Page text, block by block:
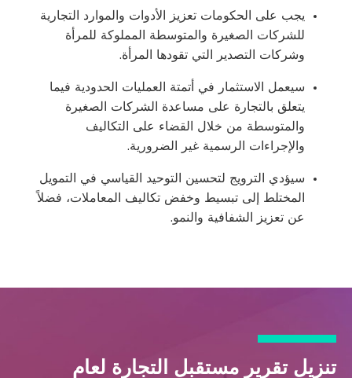
يجب على الحكومات تعزيز الأدوات والموارد التجارية
للشركات الصغيرة والمتوسطة المملوكة للمرأة
وشركات التصدير التي تقودها المرأة.
سيعمل الاستثمار في أتمتة العمليات الحدودية فيما
يتعلق بالتجارة على مساعدة الشركات الصغيرة
والمتوسطة من خلال القضاء على التكاليف
والإجراءات الرسمية غير الضرورية.
سيؤدي الترويج لتحسين التوحيد القياسي في التمويل
المختلط إلى تبسيط وخفض تكاليف المعاملات، فضلاً
عن تعزيز الشفافية والنمو.
تنزيل تقرير مستقبل التجارة لعام